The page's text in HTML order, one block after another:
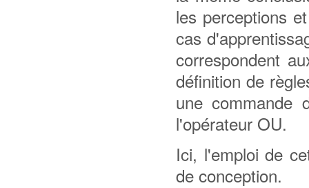
les perceptions
cas
correspondent
définition de
une commande
l'opérateur OU.
Ici, l'emploi de
de conception.